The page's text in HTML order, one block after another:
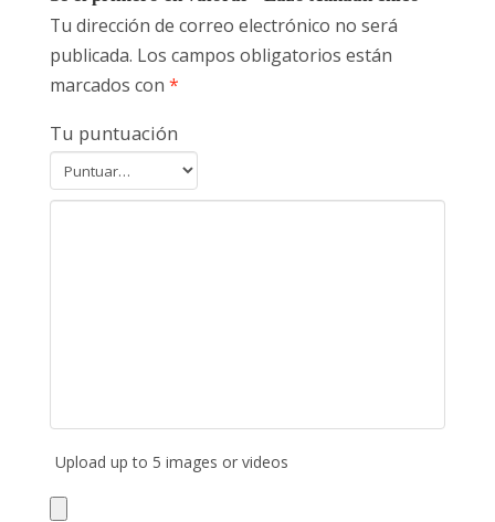
Tu dirección de correo electrónico no será
publicada. Los campos obligatorios están
marcados con *
Tu puntuación
Upload up to 5 images or videos